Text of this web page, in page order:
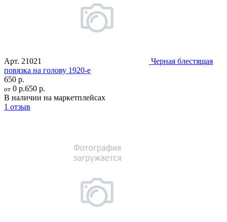
Арт. 21021
Черная блестящая
повязка на голову 1920-е
650 р.
от 0 р.650 р.
В наличии на маркетплейсах
1 отзыв